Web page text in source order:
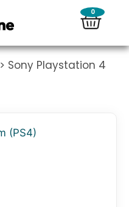
0
> Sony Playstation 4